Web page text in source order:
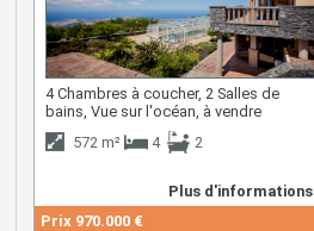
4 Chambres à coucher, 2 Salles de
bains, Vue sur l'océan, à vendre
572 m²
4 2
Plus d'informations
Prix 970.000 €